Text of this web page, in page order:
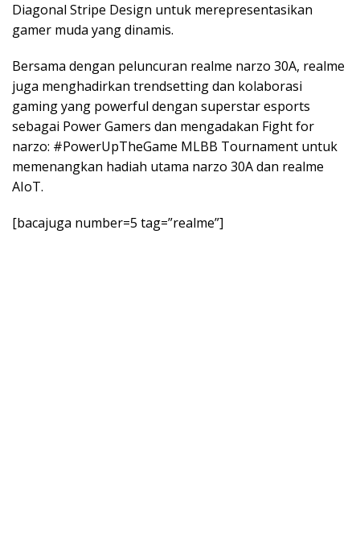
Diagonal Stripe Design untuk merepresentasikan
gamer muda yang dinamis.
Bersama dengan peluncuran realme narzo 30A, realme
juga menghadirkan trendsetting dan kolaborasi
gaming yang powerful dengan superstar esports
sebagai Power Gamers dan mengadakan Fight for
narzo: #PowerUpTheGame MLBB Tournament untuk
memenangkan hadiah utama narzo 30A dan realme
AIoT.
[bacajuga number=5 tag=”realme”]